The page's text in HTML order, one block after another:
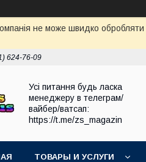
не може швидко обробляти
624-76-09
Усі питання будь ласка
менеджеру в телеграм/
вайбер/ватсап:
https://t.me/zs_magazin
ТОВАРЫ И УСЛУГИ